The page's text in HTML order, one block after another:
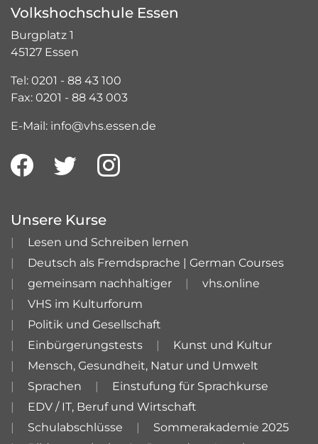
Volkshochschule Essen
Burgplatz 1
45127 Essen
Tel: 0201 - 88 43 100
Fax: 0201 - 88 43 003
E-Mail: info@vhs.essen.de
Unsere Kurse
Lesen und Schreiben lernen
Deutsch als Fremdsprache | German Courses
gemeinsam nachhaltiger
vhs.online
VHS im Kulturforum
Politik und Gesellschaft
Einbürgerungstests
Kunst und Kultur
Mensch, Gesundheit, Natur und Umwelt
Sprachen
Einstufung für Sprachkurse
EDV / IT, Beruf und Wirtschaft
Schulabschlüsse
Sommerakademie 2025